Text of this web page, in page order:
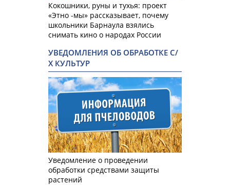
Кокошники, руны и тухья: проект
«Этно -мы» рассказывает, почему
школьники Барнаула взялись
снимать кино о народах России
УВЕДОМЛЕНИЯ ОБ ОБРАБОТКЕ С/
Х КУЛЬТУР
Уведомление о проведении
обработки средствами защиты
растений